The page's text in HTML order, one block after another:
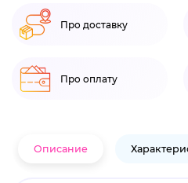
Про доставку
Про оплату
Описание